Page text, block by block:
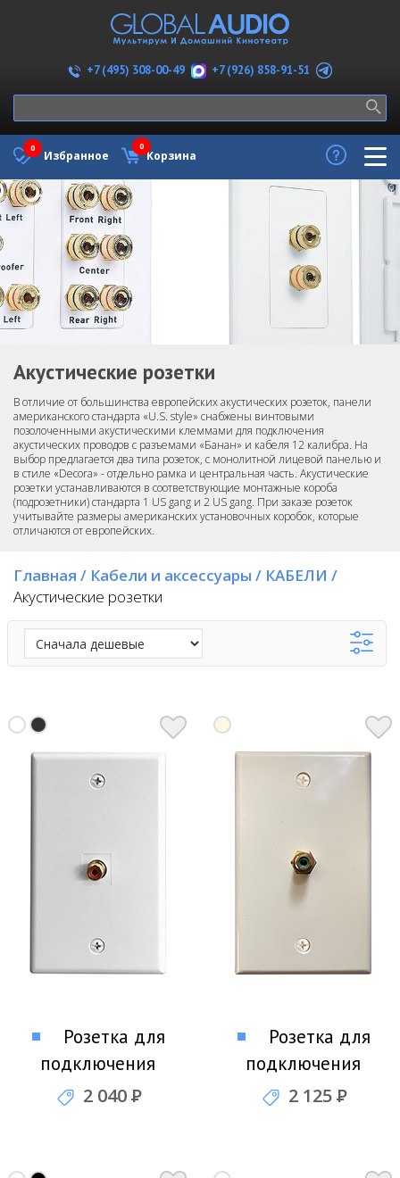
+7 (495) 308-00-49 +7 (926) 858-91-51
Избранное
0
Корзина
0
Акустические розетки
В отличие от большинства европейских акустических розеток, панели
американского стандарта «U.S. style» снабжены винтовыми
позолоченными акустическими клеммами для подключения
акустических проводов с разъемами «Банан» и кабеля 12 калибра. На
выбор предлагается два типа розеток, с монолитной лицевой панелью и
в стиле «Decora» - отдельно рамка и центральная часть. Акустические
розетки устанавливаются в соответствующие монтажные короба
(подрозетники) стандарта 1 US gang и 2 US gang. При заказе розеток
учитывайте размеры американских установочных коробок, которые
отличаются от европейских.
Главная / Кабели и аксессуары / КАБЕЛИ /
Акустические розетки
Розетка для
подключения
сабвуфера SCP 201-
2 040Р
Розетка для
подключения
сабвуфера Russound
2 125Р